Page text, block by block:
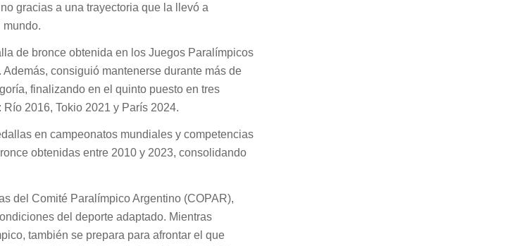
gracias a una trayectoria que la llevó a
mundo.
de bronce obtenida en los Juegos Paralímpicos
consiguió mantenerse durante más de
finalizando en el quinto puesto en tres
2016, Tokio 2021 y París 2024.
en campeonatos mundiales y competencias
obtenidas entre 2010 y 2023, consolidando
del Comité Paralímpico Argentino (COPAR),
del deporte adaptado. Mientras
también se prepara para afrontar el que